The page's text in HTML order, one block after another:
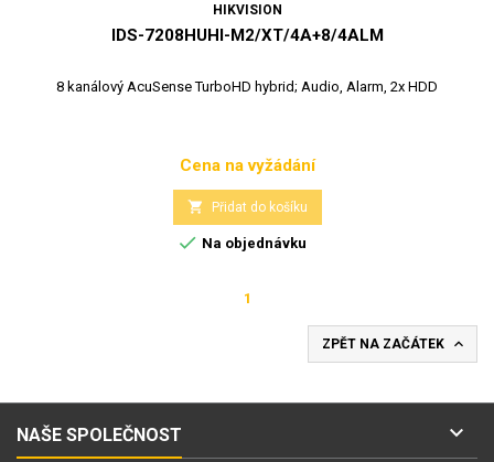
HIKVISION
IDS-7208HUHI-M2/XT/4A+8/4ALM
8 kanálový AcuSense TurboHD hybrid; Audio, Alarm, 2x HDD
Cena
Cena na vyžádání
 Přidat do košíku
 Na objednávku
1
ZPĚT NA ZAČÁTEK 
NAŠE SPOLEČNOST 